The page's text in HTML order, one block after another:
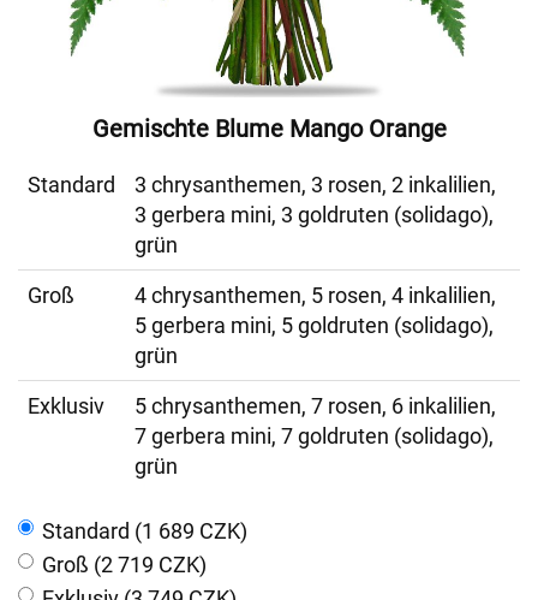
Gemischte Blume Mango Orange
Standard
3 chrysanthemen, 3 rosen, 2 inkalilien,
3 gerbera mini, 3 goldruten (solidago),
grün
Groß
4 chrysanthemen, 5 rosen, 4 inkalilien,
5 gerbera mini, 5 goldruten (solidago),
grün
Exklusiv
5 chrysanthemen, 7 rosen, 6 inkalilien,
7 gerbera mini, 7 goldruten (solidago),
grün
Standard (1 689 CZK)
Groß (2 719 CZK)